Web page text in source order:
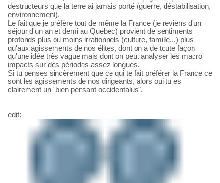
destructeurs que la terre ai jamais porté (guerre, déstabilisation,
environnement).
Le fait que je préfère tout de même la France (je reviens d'un
séjour d'un an et demi au Quebec) provient de sentiments
profonds plus ou moins irrationnels (culture, famille...) plus
qu'aux agissements de nos élites, dont on a de toute façon
qu'une idée très vague mais dont on peut analyser les macro
impacts sur des périodes assez longues.
Si tu penses sincèrement que ce qui te fait préférer la France ce
sont les agissements de nos dirigeants, alors oui tu es
clairement un "bien pensant occidentalus".
edit: